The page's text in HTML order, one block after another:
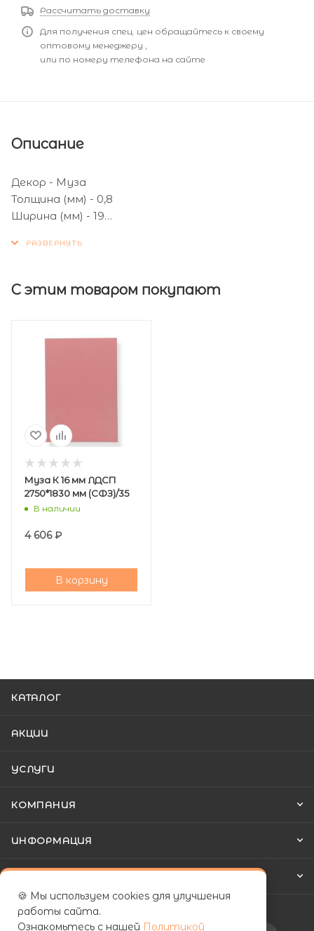
Рассчитать доставку
Для получения спец. цен обращайтесь к своему
оптовому менеджеру ,
или по номеру телефона на сайте
Описание
Декор - Муза
Толщина (мм) - 0,8
Ширина (мм) - 19
С этим товаром покупают
Муза К 16 мм ЛДСП
2750*1830 мм (СФЗ)/35
В наличии
4 606₽
В корзину
КАТАЛОГ
АКЦИИ
УСЛУГИ
КОМПАНИЯ
ИНФОРМАЦИЯ
🍪 Мы используем cookies для улучшения
работы сайта.
Ознакомьтесь с нашей Политикой